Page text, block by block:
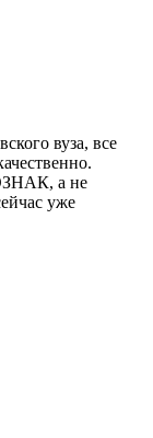
вуза, все
а не
уже